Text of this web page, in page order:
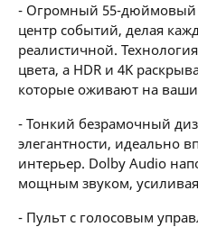
- Огромный 55-дюймовый
центр событий, делая
реалистичной.
цвета, а HDR и 4K
которые оживают на
- Тонкий безрамочный
элегантности, идеально
интерьер. Dolby Audio
мощным звуком,
- Пульт с голосовым